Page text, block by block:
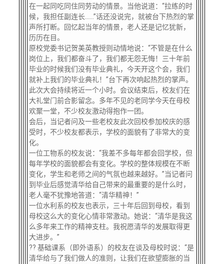
在一起同吃同住同劳动的情景。当他说道：“拉练的时
候，我担任副连长……”话还没说完，就被台下热烈的掌
声所打断。回忆起当年的情景，老人还是记忆犹新，
历历在目。
原校党委书记贺美英教授则动情地说：“不管是在什么
岗位上，我们都奋斗了，我们都无怨无悔！三十年前
毕业的时候我们没有毕业典礼，今天开这个会，我们
就补上我们的毕业典礼！”台下再次响起热烈的掌声。
此次大会持续将近一个小时。会议结束后，校友们在
大礼堂门前合影留念。多年不见的老同学今天在母校
欢聚一堂，不少校友激动得抱作一团。
会后，当记者问及一些老校友此次回校参加校庆的感
受时，不少校友都表示，学校的面貌有了非常大的变
化。
一位工物系的校友说：“我差不多每年都会回学校，但
每年学校的面貌都会有变化。学校的整体规模在不断
变化，学生和老师之间的气氛也越来越好。”当记者问
到毕业后感觉清华给自己带来的最重要的是什么时，
老人毫不犹豫地答道：“清华精神！”
一位水利系的校友也表示，三十年后回到母校，看到
母校这么大的变化心情非常激动。她说：“清华是我这
么多年来工作的精神支柱。我祝愿清华的发展取得更
大进步。”
?? 基础课系（即外语系）的校友在谈及母校时说：“是
清华给与了我们做人的准则，让我们在欲望膨胀的当